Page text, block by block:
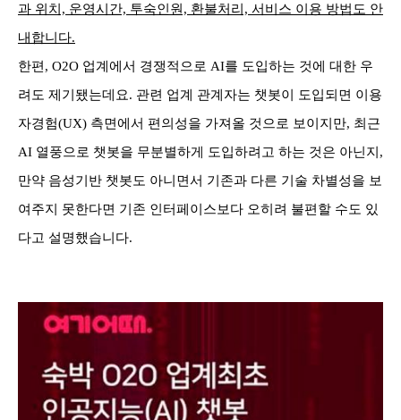
과 위치, 운영시간, 투숙인원, 환불처리, 서비스 이용 방법도 안
내합니다.
한편, O2O 업계에서 경쟁적으로 AI를 도입하는 것에 대한 우
려도 제기됐는데요. 관련 업계 관계자는 챗봇이 도입되면 이용
자경험(UX) 측면에서 편의성을 가져올 것으로 보이지만, 최근
AI 열풍으로 챗봇을 무분별하게 도입하려고 하는 것은 아닌지,
만약 음성기반 챗봇도 아니면서 기존과 다른 기술 차별성을 보
여주지 못한다면 기존 인터페이스보다 오히려 불편할 수도 있
다고 설명했습니다.